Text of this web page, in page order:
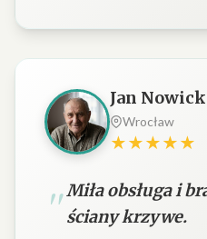
Jan
Wrocław
★★★★★
Miła obsługa i
ściany krzywe.